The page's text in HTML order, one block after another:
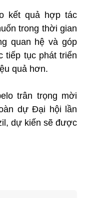
kết quả hợp tác
trong thời gian
quan hệ và góp
tiếp tục phát triển
quả hơn.
trân trọng mời
dự Đại hội lần
dự kiến sẽ được